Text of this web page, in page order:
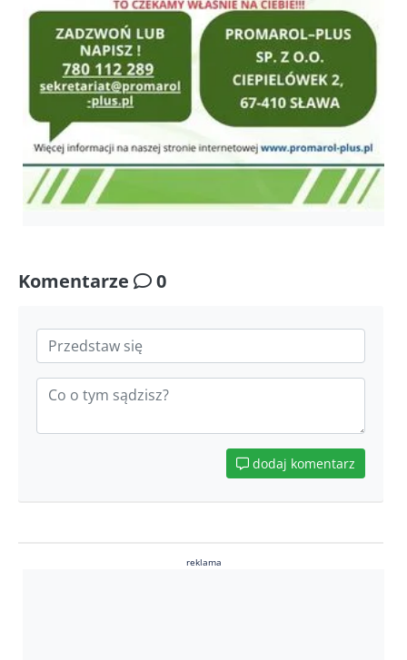
Komentarze 0
dodaj komentarz
reklama